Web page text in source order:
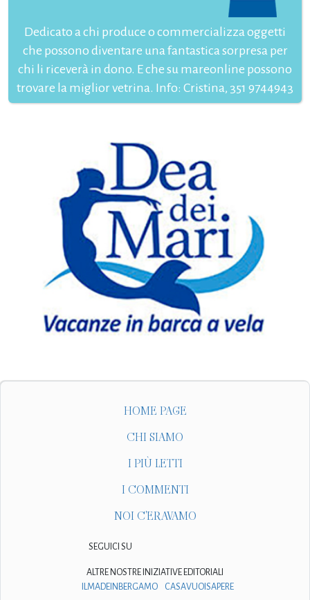
Dedicato a chi produce o commercializza oggetti
che possono diventare una fantastica sorpresa per
chi li riceverà in dono. E che su mareonline possono
trovare la miglior vetrina. Info: Cristina, 351 9744943
HOME PAGE
CHI SIAMO
I PIÙ LETTI
I COMMENTI
NOI C'ERAVAMO
SEGUICI SU
ALTRE NOSTRE INIZIATIVE EDITORIALI
ILMADEINBERGAMO
CASAVUOISAPERE